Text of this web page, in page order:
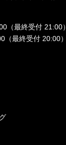
最終受付 21:00）
（最終受付 20:00）